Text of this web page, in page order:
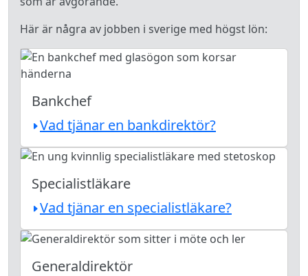
Här är några av jobben i sverige med högst lön:
Bankchef
Vad tjänar en bankdirektör?
Specialistläkare
Vad tjänar en specialistläkare?
Generaldirektör